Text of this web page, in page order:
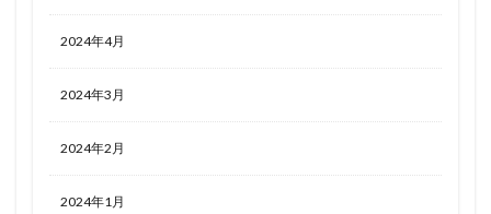
2024年4月
2024年3月
2024年2月
2024年1月